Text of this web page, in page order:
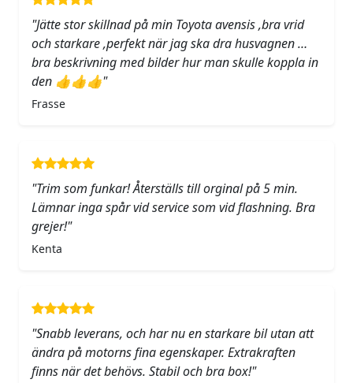
"Jätte stor skillnad på min Toyota avensis ,bra vrid
och starkare ,perfekt när jag ska dra husvagnen …
bra beskrivning med bilder hur man skulle koppla in
den 👍👍👍"
Frasse
"Trim som funkar! Återställs till orginal på 5 min.
Lämnar inga spår vid service som vid flashning. Bra
grejer!"
Kenta
"Snabb leverans, och har nu en starkare bil utan att
ändra på motorns fina egenskaper. Extrakraften
finns när det behövs. Stabil och bra box!"